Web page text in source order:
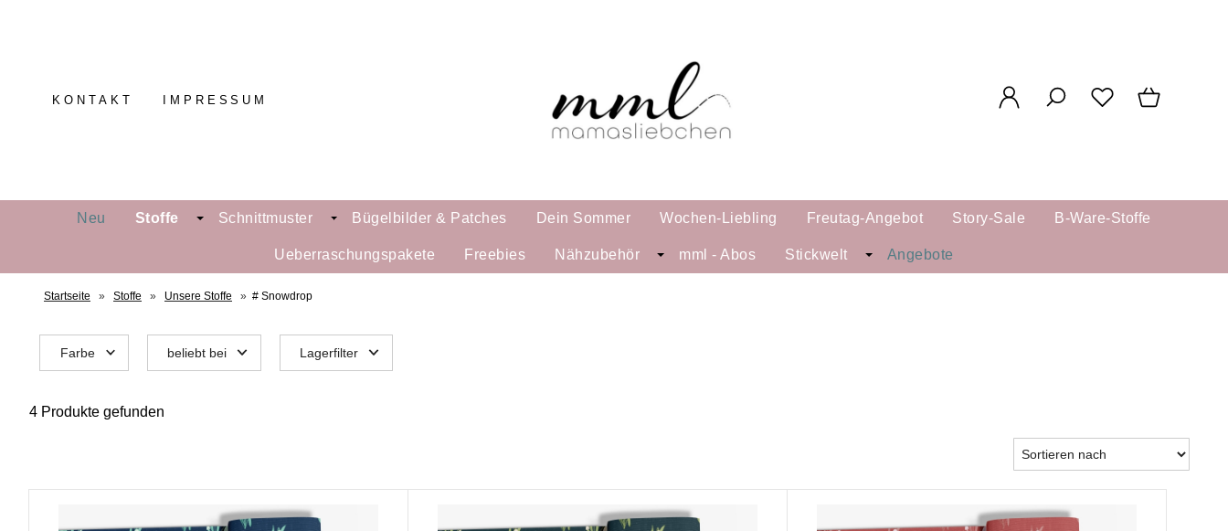
KONTAKT IMPRESSUM
Neu Stoffe Schnittmuster Bügelbilder & Patches Dein Sommer Wochen-Liebling Freutag-Angebot Story-Sale B-Ware-Stoffe
Ueberraschungspakete Freebies Nähzubehör mml - Abos Stickwelt Angebote
Startseite » Stoffe » Unsere Stoffe » # Snowdrop
Farbe beliebt bei Lagerfilter
4 Produkte gefunden